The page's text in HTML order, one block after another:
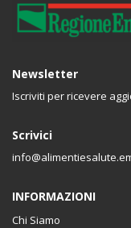
Newsletter
Iscriviti per ricevere
Scrivici
INFORMAZIONI
Chi Siamo